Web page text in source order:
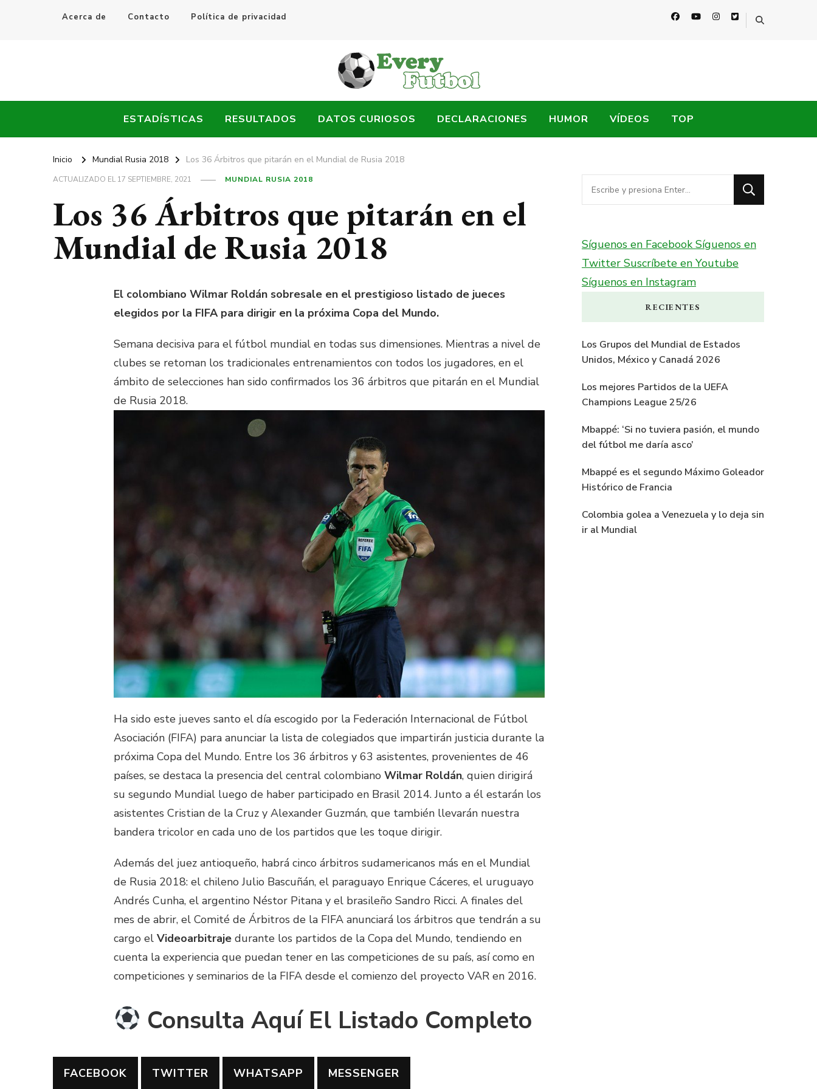
Acerca de Contacto Política de privacidad
Every Fútbol
ESTADÍSTICAS RESULTADOS DATOS CURIOSOS DECLARACIONES HUMOR VÍDEOS TOP
Inicio Mundial Rusia 2018 Los 36 Árbitros que pitarán en el Mundial de Rusia 2018
ACTUALIZADO EL17 SEPTIEMBRE, 2021 MUNDIAL RUSIA 2018
Los 36 Árbitros que pitarán en el
Mundial de Rusia 2018
El colombiano Wilmar Roldán sobresale en el prestigioso listado de jueces
elegidos por la FIFA para dirigir en la próxima Copa del Mundo.
Semana decisiva para el fútbol mundial en todas sus dimensiones. Mientras a nivel de
clubes se retoman los tradicionales entrenamientos con todos los jugadores, en el
ámbito de selecciones han sido confirmados los 36 árbitros que pitarán en el Mundial
de Rusia 2018.
Ha sido este jueves santo el día escogido por la Federación Internacional de Fútbol
Asociación (FIFA) para anunciar la lista de colegiados que impartirán justicia durante la
próxima Copa del Mundo. Entre los 36 árbitros y 63 asistentes, provenientes de 46
países, se destaca la presencia del central colombiano Wilmar Roldán, quien dirigirá
su segundo Mundial luego de haber participado en Brasil 2014. Junto a él estarán los
asistentes Cristian de la Cruz y Alexander Guzmán, que también llevarán nuestra
bandera tricolor en cada uno de los partidos que les toque dirigir.
Además del juez antioqueño, habrá cinco árbitros sudamericanos más en el Mundial
de Rusia 2018: el chileno Julio Bascuñán, el paraguayo Enrique Cáceres, el uruguayo
Andrés Cunha, el argentino Néstor Pitana y el brasileño Sandro Ricci. A finales del
mes de abrir, el Comité de Árbitros de la FIFA anunciará los árbitros que tendrán a su
cargo el Videoarbitraje durante los partidos de la Copa del Mundo, tendiendo en
cuenta la experiencia que puedan tener en las competiciones de su país, así como en
competiciones y seminarios de la FIFA desde el comienzo del proyecto VAR en 2016.
Consulta Aquí El Listado Completo
FACEBOOK TWITTER WHATSAPP MESSENGER
¿Buscas
algo?
Síguenos en FacebookSíguenos en
Twitter Suscríbete en Youtube
Síguenos en Instagram
RECIENTES
Los Grupos del Mundial de Estados
Unidos, México y Canadá 2026
Los mejores Partidos de la UEFA
Champions League 25/26
Mbappé: ‘Si no tuviera pasión, el mundo
del fútbol me daría asco’
Mbappé es el segundo Máximo Goleador
Histórico de Francia
Colombia golea a Venezuela y lo deja sin
ir al Mundial